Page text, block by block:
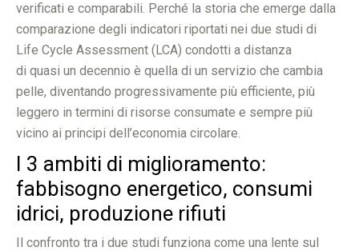
verificati e comparabili. Perché la storia che emerge dalla
comparazione degli indicatori riportati nei due studi di
Life Cycle Assessment (LCA) condotti a distanza
di quasi un decennio è quella di un servizio che cambia
pelle, diventando progressivamente più efficiente, più
leggero in termini di risorse consumate e sempre più
vicino ai principi dell’economia circolare.
I 3 ambiti di miglioramento:
fabbisogno energetico, consumi
idrici, produzione rifiuti
Il confronto tra i due studi funziona come una lente sul